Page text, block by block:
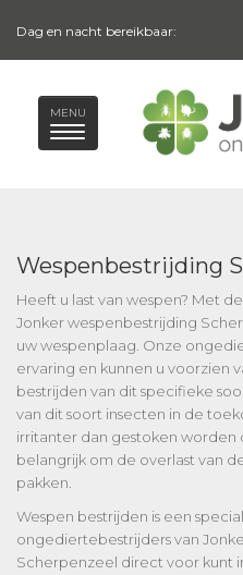
Dag en nacht bereikbaar:
MENU
Wespenbestrijding
Heeft u last van wespen? Met
Jonker wespenbestrijding
uw wespenplaag. Onze
ervaring en kunnen u voorzien
bestrijden van dit specifieke
van dit soort insecten in de
irritanter dan gestoken worden
belangrijk om de overlast van
pakken.
Wespen bestrijden is een
ongediertebestrijders van
Scherpenzeel direct voor kunt